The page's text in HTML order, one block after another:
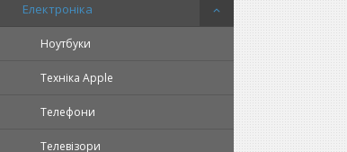
Електроніка
Ноутбуки
Техніка Apple
Телефони
Телевізори